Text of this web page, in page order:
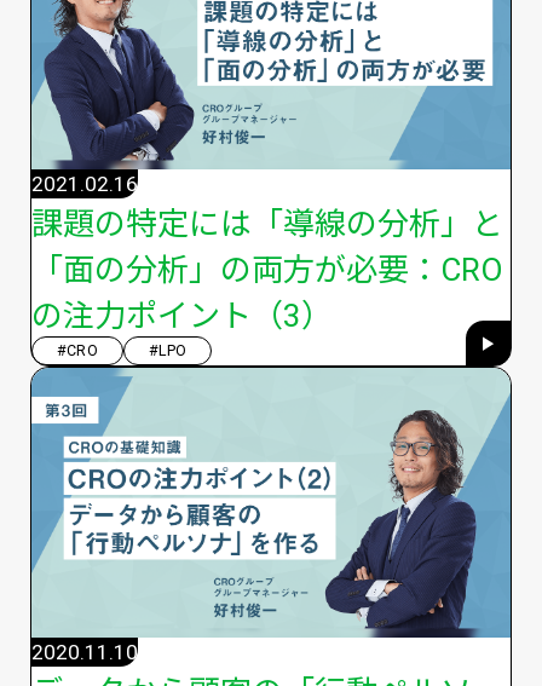
課題の特定には「導線の分析」と
「面の分析」の両方が必要：CRO
の注力ポイント（3）
2021.02.16
#CRO #LPO
2020.11.10